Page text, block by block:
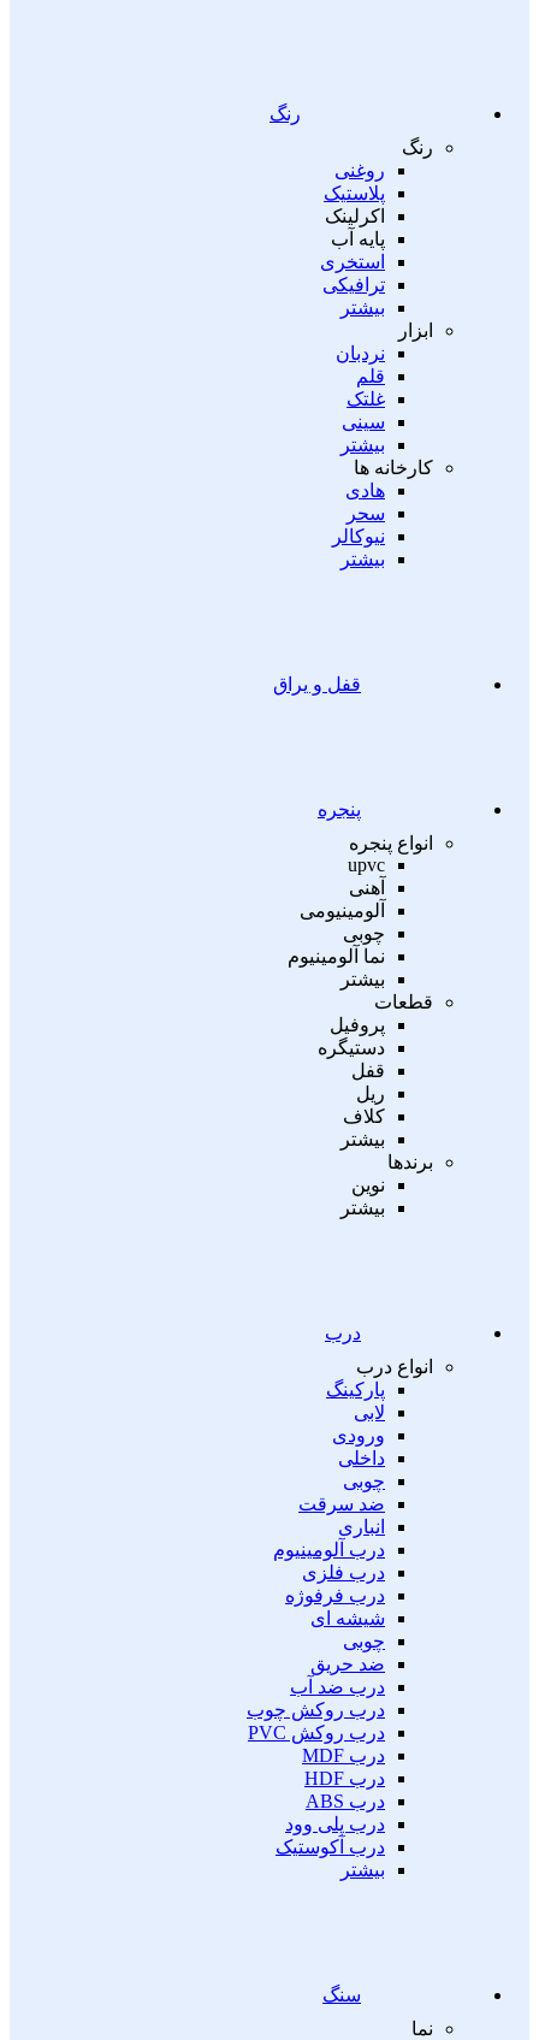
رنگ
رنگ
روغنی
پلاستیک
اکرلینک
پایه آب
استخری
ترافیکی
بیشتر
ابزار
نردبان
قلم
غلتک
سینی
بیشتر
کارخانه ها
هادی
سحر
نیوکالر
بیشتر
قفل و یراق
پنجره
انواع پنجره
upvc
آهنی
آلومینیومی
چوبی
نما آلومینیوم
بیشتر
قطعات
پروفیل
دستیگره
قفل
ریل
کلاف
بیشتر
برندها
نوین
بیشتر
درب
انواع درب
پارکینگ
لابی
ورودی
داخلی
چوبی
ضد سرقت
انباری
درب آلومینیوم
درب فلزی
درب فرفوژه
شیشه ای
چوبی
ضد حریق
درب ضد آب
درب روکش چوب
درب روکش PVC
درب MDF
درب HDF
درب ABS
درب پلی وود
درب آکوستیک
بیشتر
سنگ
نما